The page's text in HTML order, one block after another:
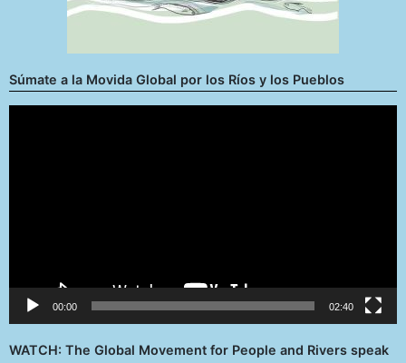
Súmate a la Movida Global por los Ríos y los Pueblos
00:00 02:40
WATCH: The Global Movement for People and Rivers speak